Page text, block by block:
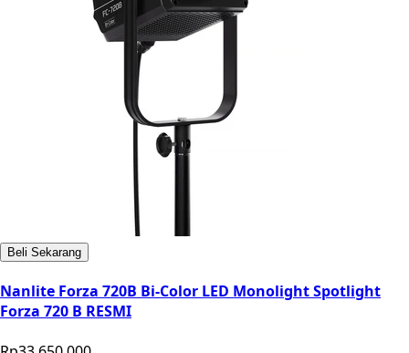
Beli Sekarang
Nanlite Forza 720B Bi-Color LED Monolight Spotlight
Forza 720 B RESMI